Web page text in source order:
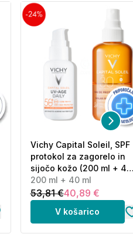
Vichy Capital Soleil, SPF
protokol za zagorelo in
sijočo kožo (200 ml + 40
ml)
200 ml + 40 ml
53,81 €40,89 €
V košarico